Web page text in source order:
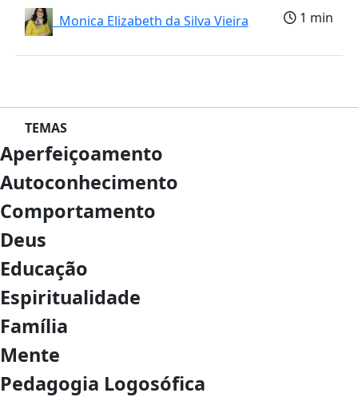
Monica Elizabeth da Silva Vieira
1 min
TEMAS
Aperfeiçoamento
Autoconhecimento
Comportamento
Deus
Educação
Espiritualidade
Família
Mente
Pedagogia Logosófica